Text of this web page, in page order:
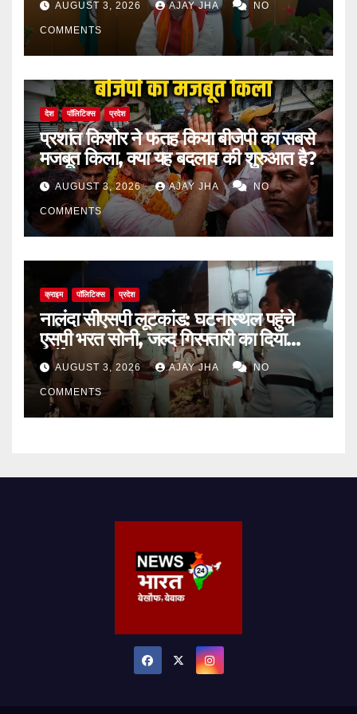
AUGUST 3, 2026 AJAY JHA NO
COMMENTS
देश पॉलिटिक्स प्रदेश
प्रशांत किशोर ने फतह किया बीजेपी का सबसे
मजबूत किला, क्या यह बदलाव की शुरुआत है?
AUGUST 3, 2026 AJAY JHA NO
COMMENTS
क्राइम पॉलिटिक्स प्रदेश
नालंदा सीएसपी लूटकांड: घटनास्थल पहुंचे
एसपी भरत सोनी, जल्द गिरफ्तारी का दिया
निर्देश
AUGUST 3, 2026 AJAY JHA NO
COMMENTS